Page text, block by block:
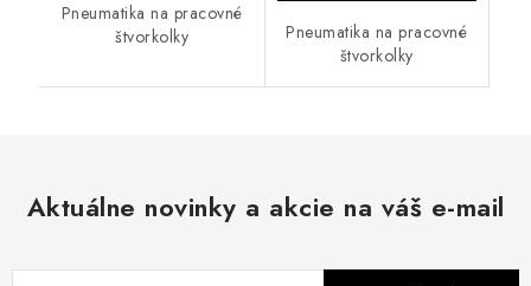
Pneumatika na pracovné
štvorkolky
Pneumatika na pracovné
štvorkolky
Aktuálne novinky a akcie na váš e-mail